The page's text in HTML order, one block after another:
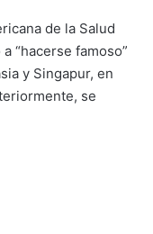
de la Salud
“hacerse famoso”
y Singapur, en
se